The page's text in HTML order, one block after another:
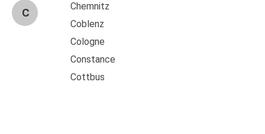
C
Chemnitz
Coblenz
Cologne
Constance
Cottbus